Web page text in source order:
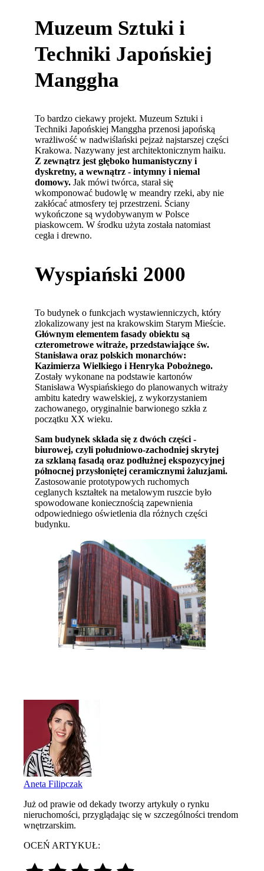
Muzeum Sztuki i
Techniki Japońskiej
Manggha
To bardzo ciekawy projekt. Muzeum Sztuki i
Techniki Japońskiej Manggha przenosi japońską
wrażliwość w nadwiślański pejzaż najstarszej części
Krakowa. Nazywany jest architektonicznym haiku.
Z zewnątrz jest głęboko humanistyczny i
dyskretny, a wewnątrz - intymny i niemal
domowy. Jak mówi twórca, starał się
wkomponować budowlę w meandry rzeki, aby nie
zakłócać atmosfery tej przestrzeni. Ściany
wykończone są wydobywanym w Polsce
piaskowcem. W środku użyta została natomiast
cegła i drewno.
Wyspiański 2000
To budynek o funkcjach wystawienniczych, który
zlokalizowany jest na krakowskim Starym Mieście.
Głównym elementem fasady obiektu są
czterometrowe witraże, przedstawiające św.
Stanisława oraz polskich monarchów:
Kazimierza Wielkiego i Henryka Pobożnego.
Zostały wykonane na podstawie kartonów
Stanisława Wyspiańskiego do planowanych witraży
ambitu katedry wawelskiej, z wykorzystaniem
zachowanego, oryginalnie barwionego szkła z
początku XX wieku.
Sam budynek składa się z dwóch części -
biurowej, czyli południowo-zachodniej skrytej
za szklaną fasadą oraz podłużnej ekspozycyjnej
północnej przysłoniętej ceramicznymi żaluzjami.
Zastosowanie prototypowych ruchomych
ceglanych kształtek na metalowym ruszcie było
spowodowane koniecznością zapewnienia
odpowiedniego oświetlenia dla różnych części
budynku.
Aneta Filipczak
Już od prawie od dekady tworzy artykuły o rynku
nieruchomości, przyglądając się w szczególności trendom
wnętrzarskim.
OCEŃ ARTYKUŁ: